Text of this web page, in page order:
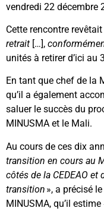
vendredi 22 décembre
Cette rencontre
retrait […],
unités à retirer d’ici au
En tant que chef de la
qu’il a également
saluer le succès du
MINUSMA et le Mali.
Au cours de ces dix
transition en cours au
côtés de la CEDEAO
transition », a précisé
MINUSMA, qu’il